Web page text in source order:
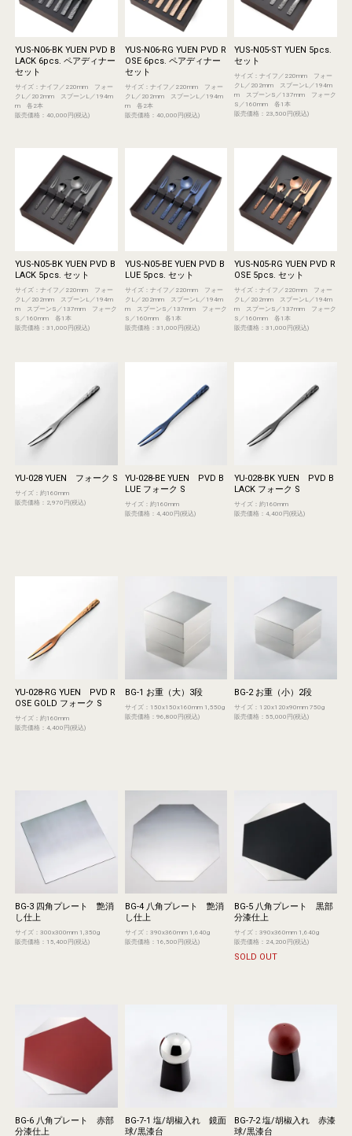
YUS-N06-BK YUEN PVD B
LACK 6pcs. ペアディナー
セット
サイズ：ナイフ／220mm フォー
クL／202mm スプーンL／194m
m 各2本
販売価格：40,000円(税込)
YUS-N06-RG YUEN PVD R
OSE 6pcs. ペアディナー
セット
サイズ：ナイフ／220mm フォー
クL／202mm スプーンL／194m
m 各2本
販売価格：40,000円(税込)
YUS-N05-ST YUEN 5pcs.
セット
サイズ：ナイフ／220mm フォー
クL／202mm スプーンL／194m
m スプーンS／137mm フォーク
S／160mm 各1本
販売価格：23,500円(税込)
YUS-N05-BK YUEN PVD B
LACK 5pcs. セット
サイズ：ナイフ／220mm フォー
クL／202mm スプーンL／194m
m スプーンS／137mm フォーク
S／160mm 各1本
販売価格：31,000円(税込)
YUS-N05-BE YUEN PVD B
LUE 5pcs. セット
サイズ：ナイフ／220mm フォー
クL／202mm スプーンL／194m
m スプーンS／137mm フォーク
S／160mm 各1本
販売価格：31,000円(税込)
YUS-N05-RG YUEN PVD R
OSE 5pcs. セット
サイズ：ナイフ／220mm フォー
クL／202mm スプーンL／194m
m スプーンS／137mm フォーク
S／160mm 各1本
販売価格：31,000円(税込)
YU-028 YUEN フォーク S
サイズ：約160mm
販売価格：2,970円(税込)
YU-028-BE YUEN PVD B
LUE フォーク S
サイズ：約160mm
販売価格：4,400円(税込)
YU-028-BK YUEN PVD B
LACK フォーク S
サイズ：約160mm
販売価格：4,400円(税込)
YU-028-RG YUEN PVD R
OSE GOLD フォーク S
サイズ：約160mm
販売価格：4,400円(税込)
BG-1 お重（大）3段
サイズ：150x150x160mm 1,550g
販売価格：96,800円(税込)
BG-2 お重（小）2段
サイズ：120x120x90mm 750g
販売価格：55,000円(税込)
BG-3 四角プレート 艶消
し仕上
サイズ：300x300mm 1,350g
販売価格：15,400円(税込)
BG-4 八角プレート 艶消
し仕上
サイズ：390x360mm 1,640g
販売価格：16,500円(税込)
BG-5 八角プレート 黒部
分漆仕上
サイズ：390x360mm 1,640g
販売価格：24,200円(税込)
SOLD OUT
BG-6 八角プレート 赤部
分漆仕上
BG-7-1 塩/胡椒入れ 鏡面
球/黒漆台
BG-7-2 塩/胡椒入れ 赤漆
球/黒漆台